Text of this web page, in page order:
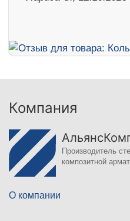
Компания
Производитель
композитной
О компании